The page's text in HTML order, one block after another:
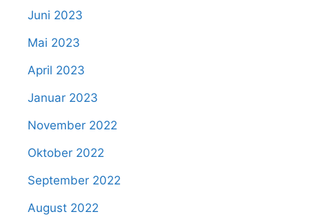
Juni 2023
Mai 2023
April 2023
Januar 2023
November 2022
Oktober 2022
September 2022
August 2022